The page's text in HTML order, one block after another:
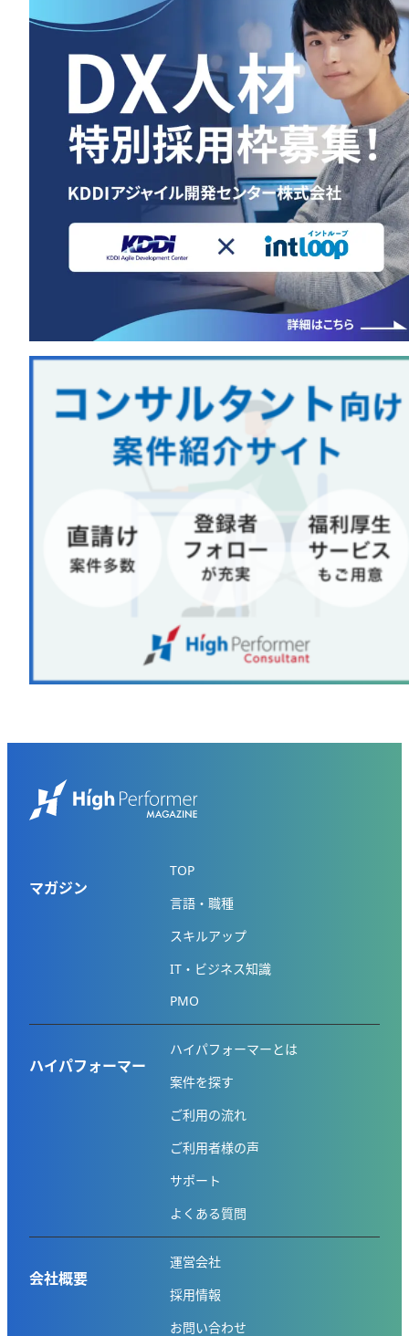
マガジン
TOP
言語・職種
スキルアップ
IT・ビジネス知識
PMO
ハイパフォーマー
ハイパフォーマーとは
案件を探す
ご利用の流れ
ご利用者様の声
サポート
よくある質問
会社概要
運営会社
採用情報
お問い合わせ